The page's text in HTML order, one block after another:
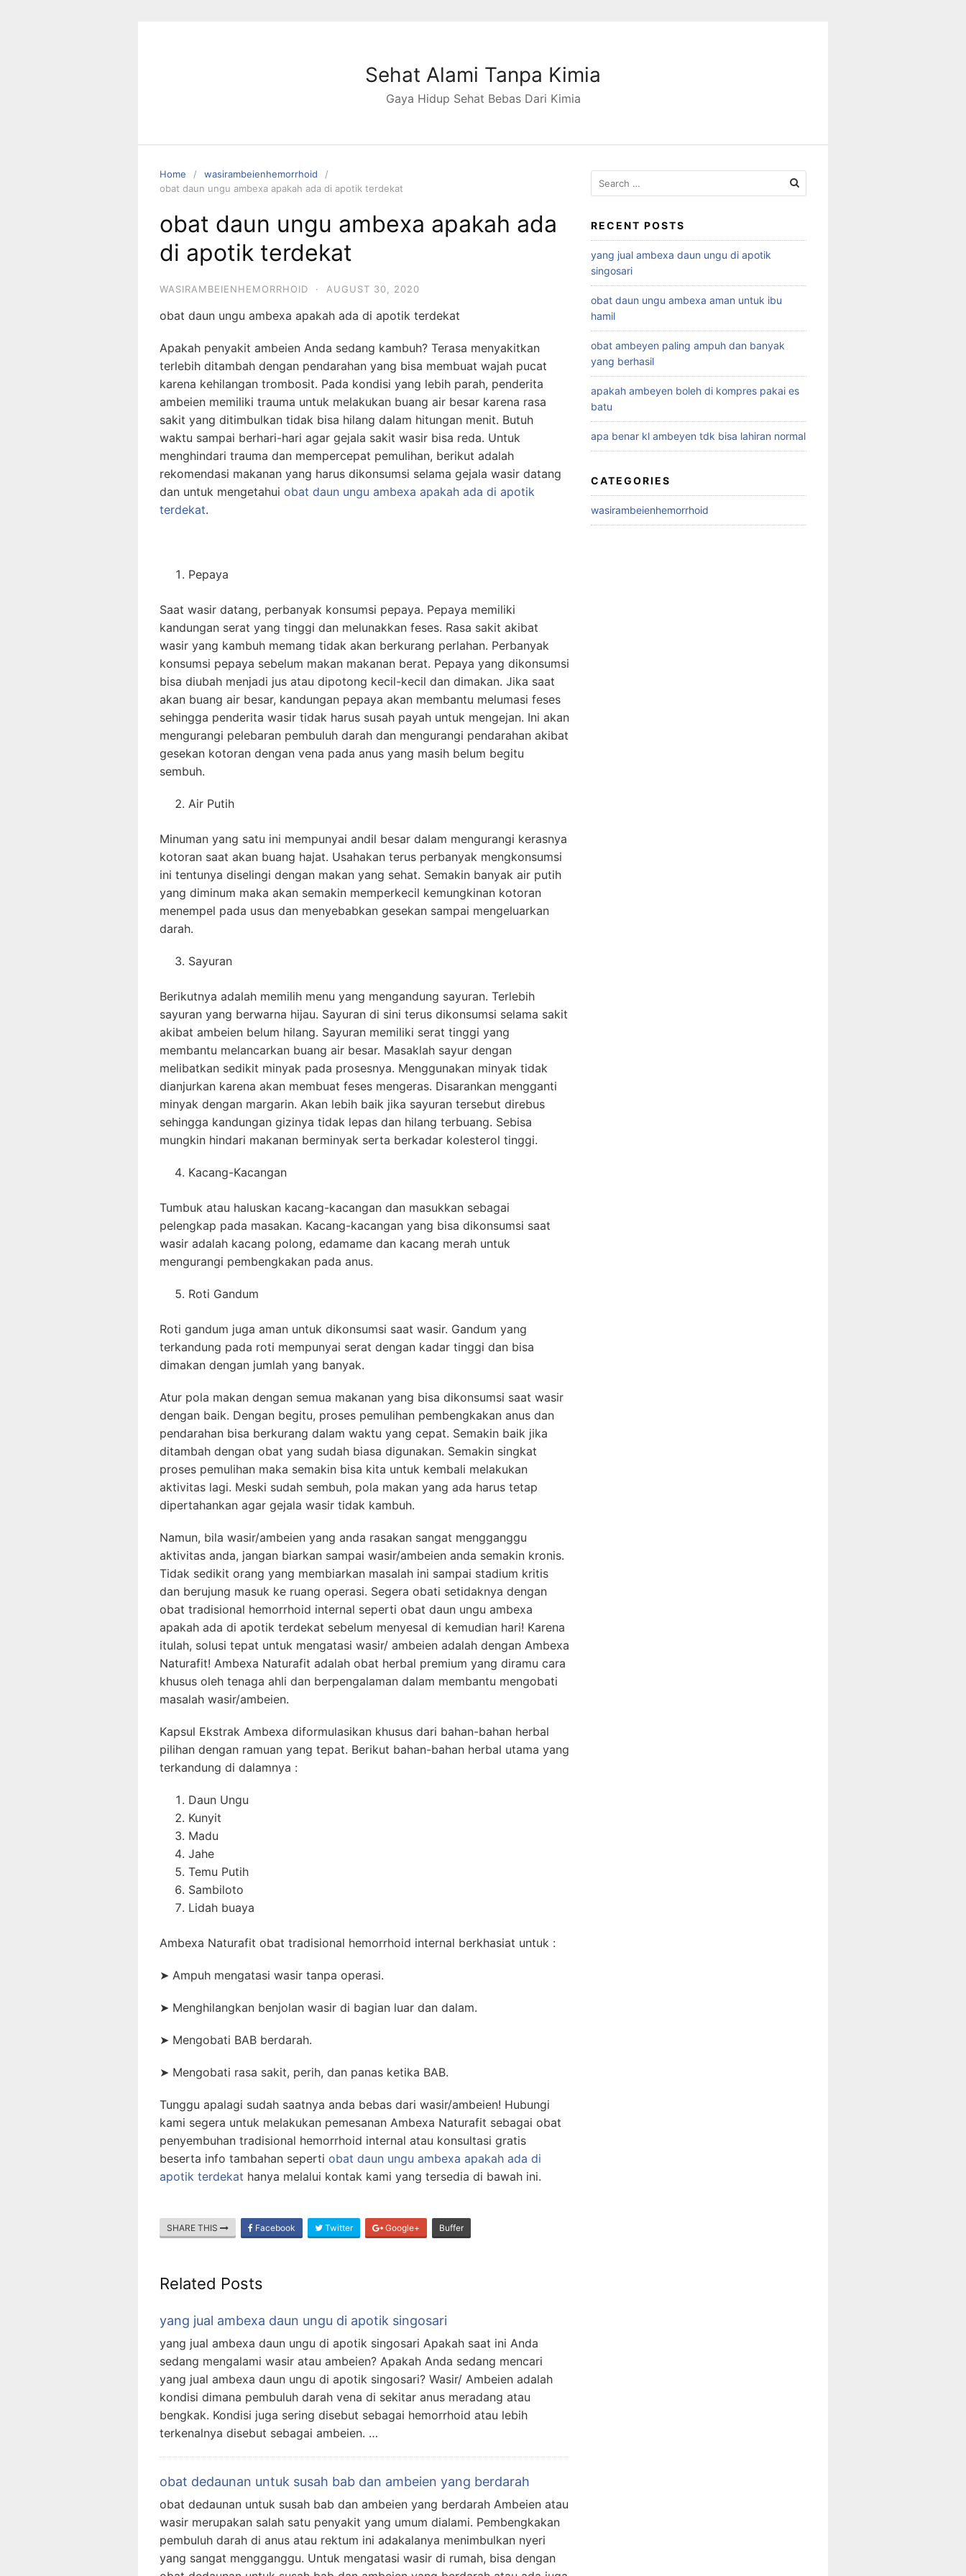
Sehat Alami Tanpa Kimia
Gaya Hidup Sehat Bebas Dari Kimia
Home
wasirambeienhemorrhoid
obat daun ungu ambexa apakah ada di apotik terdekat
obat daun ungu ambexa apakah ada
di apotik terdekat
WASIRAMBEIENHEMORRHOID · AUGUST 30, 2020
obat daun ungu ambexa apakah ada di apotik terdekat
Apakah penyakit ambeien Anda sedang kambuh? Terasa menyakitkan
terlebih ditambah dengan pendarahan yang bisa membuat wajah pucat
karena kehilangan trombosit. Pada kondisi yang lebih parah, penderita
ambeien memiliki trauma untuk melakukan buang air besar karena rasa
sakit yang ditimbulkan tidak bisa hilang dalam hitungan menit. Butuh
waktu sampai berhari-hari agar gejala sakit wasir bisa reda. Untuk
menghindari trauma dan mempercepat pemulihan, berikut adalah
rekomendasi makanan yang harus dikonsumsi selama gejala wasir datang
dan untuk mengetahui obat daun ungu ambexa apakah ada di apotik
terdekat.
Pepaya
Saat wasir datang, perbanyak konsumsi pepaya. Pepaya memiliki
kandungan serat yang tinggi dan melunakkan feses. Rasa sakit akibat
wasir yang kambuh memang tidak akan berkurang perlahan. Perbanyak
konsumsi pepaya sebelum makan makanan berat. Pepaya yang dikonsumsi
bisa diubah menjadi jus atau dipotong kecil-kecil dan dimakan. Jika saat
akan buang air besar, kandungan pepaya akan membantu melumasi feses
sehingga penderita wasir tidak harus susah payah untuk mengejan. Ini akan
mengurangi pelebaran pembuluh darah dan mengurangi pendarahan akibat
gesekan kotoran dengan vena pada anus yang masih belum begitu
sembuh.
Air Putih
Minuman yang satu ini mempunyai andil besar dalam mengurangi kerasnya
kotoran saat akan buang hajat. Usahakan terus perbanyak mengkonsumsi
ini tentunya diselingi dengan makan yang sehat. Semakin banyak air putih
yang diminum maka akan semakin memperkecil kemungkinan kotoran
menempel pada usus dan menyebabkan gesekan sampai mengeluarkan
darah.
Sayuran
Berikutnya adalah memilih menu yang mengandung sayuran. Terlebih
sayuran yang berwarna hijau. Sayuran di sini terus dikonsumsi selama sakit
akibat ambeien belum hilang. Sayuran memiliki serat tinggi yang
membantu melancarkan buang air besar. Masaklah sayur dengan
melibatkan sedikit minyak pada prosesnya. Menggunakan minyak tidak
dianjurkan karena akan membuat feses mengeras. Disarankan mengganti
minyak dengan margarin. Akan lebih baik jika sayuran tersebut direbus
sehingga kandungan gizinya tidak lepas dan hilang terbuang. Sebisa
mungkin hindari makanan berminyak serta berkadar kolesterol tinggi.
Kacang-Kacangan
Tumbuk atau haluskan kacang-kacangan dan masukkan sebagai
pelengkap pada masakan. Kacang-kacangan yang bisa dikonsumsi saat
wasir adalah kacang polong, edamame dan kacang merah untuk
mengurangi pembengkakan pada anus.
Roti Gandum
Roti gandum juga aman untuk dikonsumsi saat wasir. Gandum yang
terkandung pada roti mempunyai serat dengan kadar tinggi dan bisa
dimakan dengan jumlah yang banyak.
Atur pola makan dengan semua makanan yang bisa dikonsumsi saat wasir
dengan baik. Dengan begitu, proses pemulihan pembengkakan anus dan
pendarahan bisa berkurang dalam waktu yang cepat. Semakin baik jika
ditambah dengan obat yang sudah biasa digunakan. Semakin singkat
proses pemulihan maka semakin bisa kita untuk kembali melakukan
aktivitas lagi. Meski sudah sembuh, pola makan yang ada harus tetap
dipertahankan agar gejala wasir tidak kambuh.
Namun, bila wasir/ambeien yang anda rasakan sangat mengganggu
aktivitas anda, jangan biarkan sampai wasir/ambeien anda semakin kronis.
Tidak sedikit orang yang membiarkan masalah ini sampai stadium kritis
dan berujung masuk ke ruang operasi. Segera obati setidaknya dengan
obat tradisional hemorrhoid internal seperti obat daun ungu ambexa
apakah ada di apotik terdekat sebelum menyesal di kemudian hari! Karena
itulah, solusi tepat untuk mengatasi wasir/ ambeien adalah dengan Ambexa
Naturafit! Ambexa Naturafit adalah obat herbal premium yang diramu cara
khusus oleh tenaga ahli dan berpengalaman dalam membantu mengobati
masalah wasir/ambeien.
Kapsul Ekstrak Ambexa diformulasikan khusus dari bahan-bahan herbal
pilihan dengan ramuan yang tepat. Berikut bahan-bahan herbal utama yang
terkandung di dalamnya :
Daun Ungu
Kunyit
Madu
Jahe
Temu Putih
Sambiloto
Lidah buaya
Ambexa Naturafit obat tradisional hemorrhoid internal berkhasiat untuk :
➤ Ampuh mengatasi wasir tanpa operasi.
➤ Menghilangkan benjolan wasir di bagian luar dan dalam.
➤ Mengobati BAB berdarah.
➤ Mengobati rasa sakit, perih, dan panas ketika BAB.
Tunggu apalagi sudah saatnya anda bebas dari wasir/ambeien! Hubungi
kami segera untuk melakukan pemesanan Ambexa Naturafit sebagai obat
penyembuhan tradisional hemorrhoid internal atau konsultasi gratis
beserta info tambahan seperti obat daun ungu ambexa apakah ada di
apotik terdekat hanya melalui kontak kami yang tersedia di bawah ini.
SHARE THIS Facebook Twitter Google+ Buffer
Related Posts
yang jual ambexa daun ungu di apotik singosari
yang jual ambexa daun ungu di apotik singosari Apakah saat ini Anda
sedang mengalami wasir atau ambeien? Apakah Anda sedang mencari
yang jual ambexa daun ungu di apotik singosari? Wasir/ Ambeien adalah
kondisi dimana pembuluh darah vena di sekitar anus meradang atau
bengkak. Kondisi juga sering disebut sebagai hemorrhoid atau lebih
terkenalnya disebut sebagai ambeien. …
obat dedaunan untuk susah bab dan ambeien yang berdarah
obat dedaunan untuk susah bab dan ambeien yang berdarah Ambeien atau
wasir merupakan salah satu penyakit yang umum dialami. Pembengkakan
pembuluh darah di anus atau rektum ini adakalanya menimbulkan nyeri
yang sangat mengganggu. Untuk mengatasi wasir di rumah, bisa dengan
e
r
c
h
f
o
r
:
RECENT POSTS
yang jual ambexa daun ungu di apotik
singosari
obat daun ungu ambexa aman untuk ibu
hamil
obat ambeyen paling ampuh dan banyak
yang berhasil
apakah ambeyen boleh di kompres pakai es
batu
apa benar kl ambeyen tdk bisa lahiran normal
CATEGORIES
wasirambeienhemorrhoid